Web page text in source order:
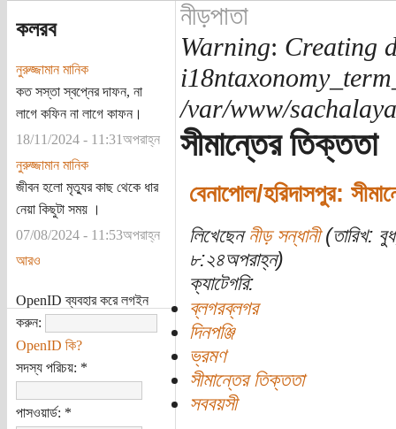
কলরব
নুরুজ্জামান মানিক
কত সস্তা স্বপ্নের দাফন, না
লাগে কফিন না লাগে কাফন।
18/11/2024 - 11:31অপরাহ্ন
নুরুজ্জামান মানিক
জীবন হলো মৃত্যুর কাছ থেকে ধার
নেয়া কিছুটা সময় ।
07/08/2024 - 11:53অপরাহ্ন
আরও
OpenID ব্যবহার করে লগইন
করুন:
OpenID কি?
সদস্য পরিচয়: *
পাসওয়ার্ড: *
নীড়পাতা
Warning: Creating
/var/www/
সীমান্তের তিক্ততা
বেনাপোল/হরিদাসপুর:
লিখেছেন নীড় সন্ধানী(তারিখ:
৮:২৪অপরাহ্ন)
ক্যাটেগরি:
ব্লগরব্লগর
দিনপঞ্জি
ভ্রমণ
সীমান্তের তিক্ততা
সববয়সী